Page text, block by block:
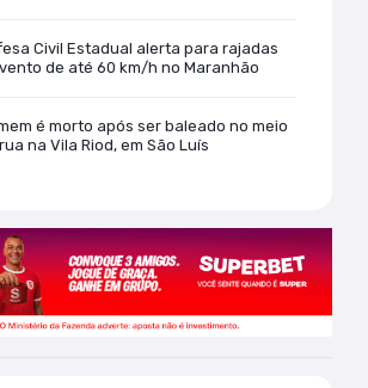
Civil Estadual alerta para rajadas
de até 60 km/h no Maranhão
é morto após ser baleado no meio
na Vila Riod, em São Luís